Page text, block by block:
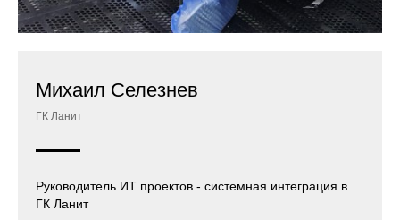
Михаил Селезнев
ГК Ланит
Руководитель ИТ проектов - системная интеграция в
ГК Ланит